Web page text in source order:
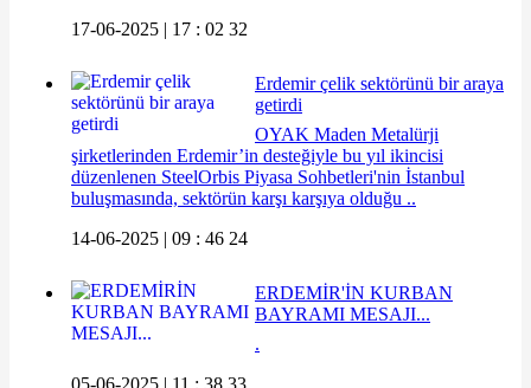
17-06-2025 | 17 : 02 32
Erdemir çelik sektörünü bir araya
getirdi
OYAK Maden Metalürji
şirketlerinden Erdemir’in desteğiyle bu yıl ikincisi
düzenlenen SteelOrbis Piyasa Sohbetleri'nin İstanbul
buluşmasında, sektörün karşı karşıya olduğu ..
14-06-2025 | 09 : 46 24
ERDEMİR'İN KURBAN
BAYRAMI MESAJI...
.
05-06-2025 | 11 : 38 33